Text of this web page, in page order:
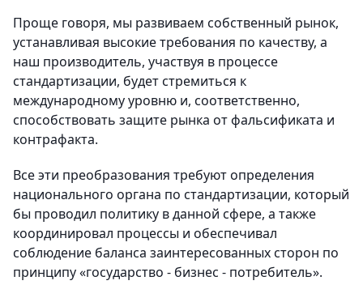
Проще говоря, мы развиваем собственный рынок,
устанавливая высокие требования по качеству, а
наш производитель, участвуя в процессе
стандартизации, будет стремиться к
международному уровню и, соответственно,
способствовать защите рынка от фальсификата и
контрафакта.
Все эти преобразования требуют определения
национального органа по стандартизации, который
бы проводил политику в данной сфере, а также
координировал процессы и обеспечивал
соблюдение баланса заинтересованных сторон по
принципу «государство - бизнес - потребитель».